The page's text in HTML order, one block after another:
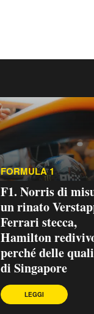
FORMULA 1
F1. Norris di
un rinato
Ferrari stecca,
Hamilton
perché delle
di Singapore
LEGGI